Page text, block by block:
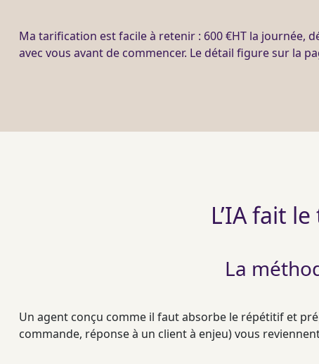
Ma tarification est facile à retenir : 600 €HT la journée,
avec vous avant de commencer. Le détail figure sur la
L’IA fait
La
Un agent conçu comme il faut absorbe le répétitif et
commande, réponse à un client à enjeu) vous